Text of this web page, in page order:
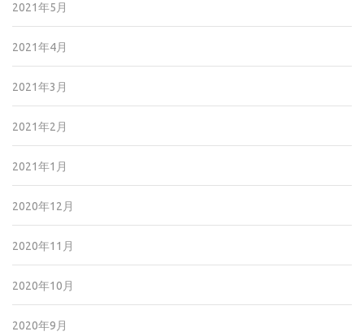
2021年5月
2021年4月
2021年3月
2021年2月
2021年1月
2020年12月
2020年11月
2020年10月
2020年9月